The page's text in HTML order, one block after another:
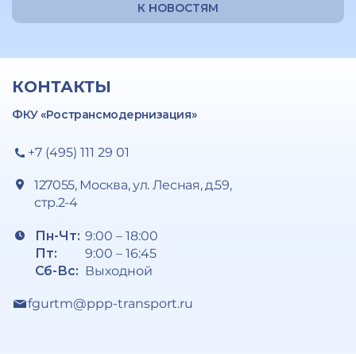
К НОВОСТЯМ
КОНТАКТЫ
ФКУ «Ространсмодернизация»
+7 (495) 111 29 01
127055, Москва, ул. Лесная, д.59,
стр.2-4
Пн-Чт:
Пт:
Сб-Вс:
9:00 – 18:00
9:00 – 16:45
Выходной
fgurtm@ppp-transport.ru